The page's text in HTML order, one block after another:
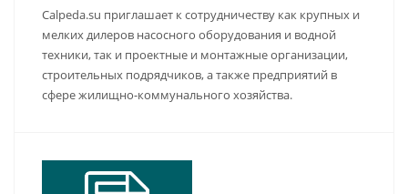
Calpeda.su приглашает к сотрудничеству как крупных и
мелких дилеров насосного оборудования и водной
техники, так и проектные и монтажные организации,
строительных подрядчиков, а также предприятий в
сфере жилищно-коммунального хозяйства.